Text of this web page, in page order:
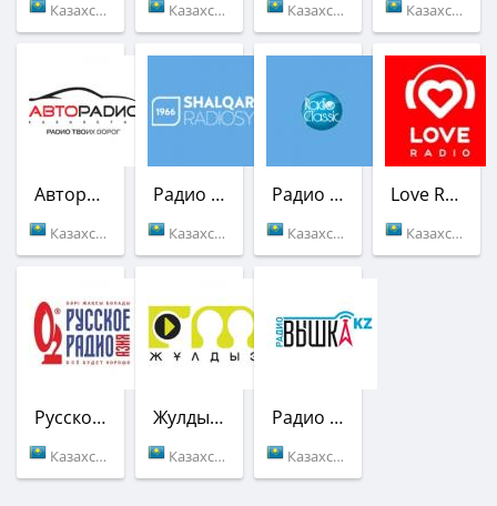
Казахстан (101.4 FM) Казахстан (101.4 FM) Казахстан (107.0 FM) Казахстан (106.2 FM)
Авторадио
Казахстан (107.6 FM)
Радио Шалкар
Казахстан (102.1 FM)
Радио Classic
Казахстан (103.0 FM)
Love Radio
Казахстан (103.8 FM)
Русское Радио Азия
Казахстан (105.4 FM)
Жулдыз FM
Казахстан (105.8 FM)
Радио Вышка
Казахстан (Актау)